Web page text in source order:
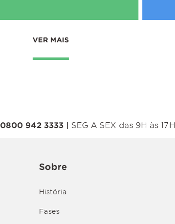
VER MAIS
0800 942 3333 | SEG A SEX das 9H às 17H
Sobre
História
Fases